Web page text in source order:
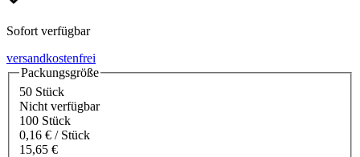
Sofort verfügbar
versandkostenfrei
Packungsgröße
50 Stück
Nicht verfügbar
100 Stück
0,16 € / Stück
15,65 €